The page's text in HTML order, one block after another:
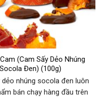
(Cam Sấy Dẻo Nhúng
Socola Đen) (100g)
dẻo nhúng socola đen luôn
bán chạy hàng đầu trên